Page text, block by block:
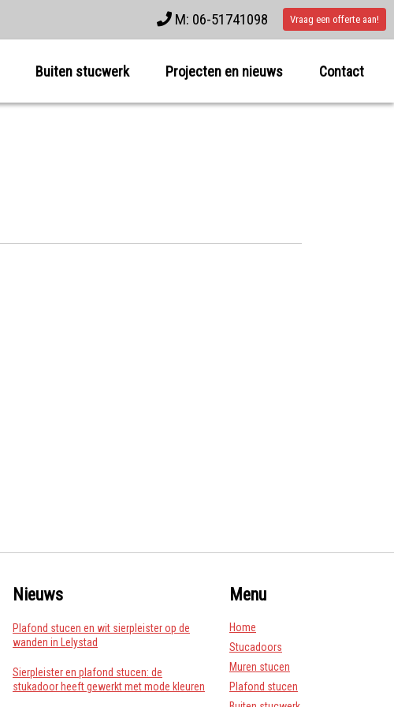
Vraag een offerte aan!
M: 06-51741098
Buiten stucwerk Projecten en nieuws Contact
Nieuws
Plafond stucen en wit sierpleister op de
wanden in Lelystad
Sierpleister en plafond stucen: de
stukadoor heeft gewerkt met mode kleuren
Menu
Home
Stucadoors
Muren stucen
Plafond stucen